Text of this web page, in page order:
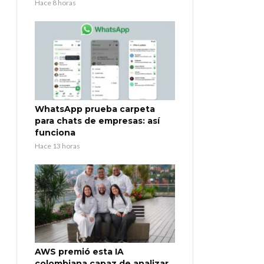
Hace 8 horas
WhatsApp prueba carpeta
para chats de empresas: así
funciona
Hace 13 horas
AWS premió esta IA